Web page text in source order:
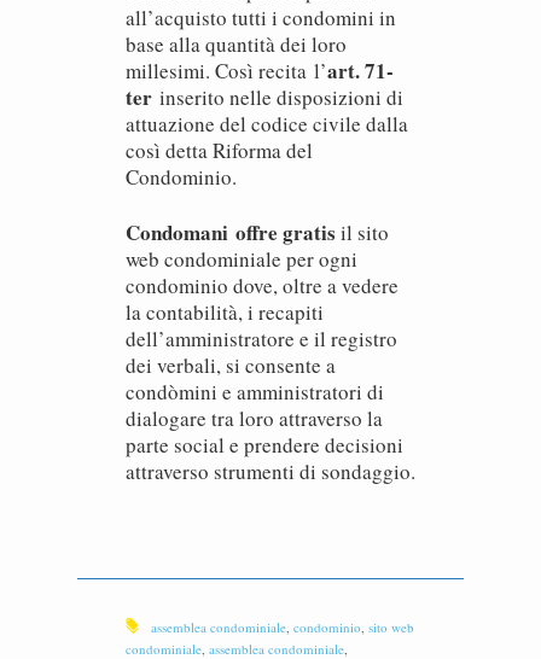
all’acquisto tutti i condomini in
base alla quantità dei loro
millesimi. Così recita l’art. 71-
ter inserito nelle disposizioni di
attuazione del codice civile dalla
così detta Riforma del
Condominio.
Condomani offre gratis il sito
web condominiale per ogni
condominio dove, oltre a vedere
la contabilità, i recapiti
dell’amministratore e il registro
dei verbali, si consente a
condòmini e amministratori di
dialogare tra loro attraverso la
parte social e prendere decisioni
attraverso strumenti di sondaggio.
assemblea condominiale, condominio, sito web
condominiale, assemblea condominiale,